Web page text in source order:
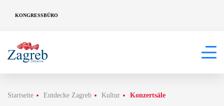
KONGRESSBÜRO
Startseite Entdecke Zagreb Kultur Konzertsäle